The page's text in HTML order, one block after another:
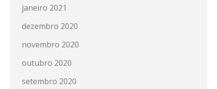
janeiro 2021
dezembro 2020
novembro 2020
outubro 2020
setembro 2020